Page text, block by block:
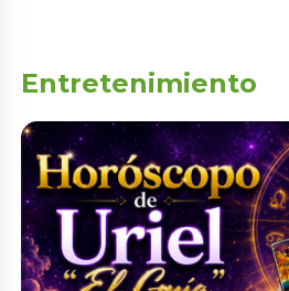
Entretenimiento